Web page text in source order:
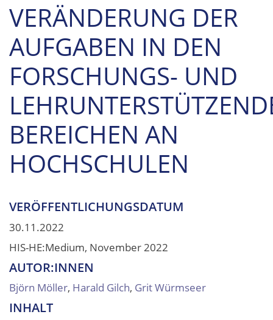
VERÄNDERUNG DER
AUFGABEN IN DEN
FORSCHUNGS- UND
BEREICHEN AN
HOCHSCHULEN
VERÖFFENTLICHUNGSDATUM
30.11.2022
HIS-HE:Medium, November 2022
AUTOR:INNEN
Björn Möller, Harald Gilch, Grit Würmseer
INHALT